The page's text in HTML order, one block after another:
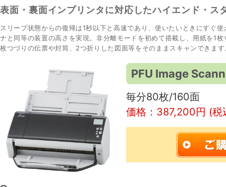
表面・裏面インプリンタに対応したハイエンド・ス
スリープ状態からの復帰は1秒以下と高速であり、使いたいときにすぐ
ナと同等の装置の高さを実現。非分離モードを初めて搭載し、用紙を1
枚つづりの伝票や封筒、2つ折りした図面等をそのままスキャンできます
PFU Image
毎分80枚/160面
価格：387,200円 (税